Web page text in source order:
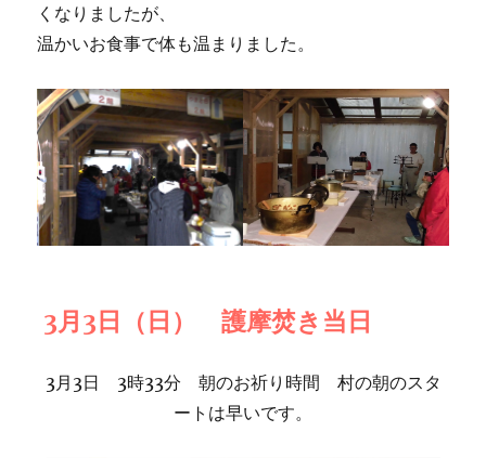
くなりましたが、
温かいお食事で体も温まりました。
3月3日（日） 護摩焚き当日
3月3日 3時33分 朝のお祈り時間 村の朝のスタ
ートは早いです。